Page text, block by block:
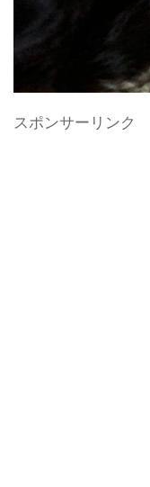
スポンサーリンク